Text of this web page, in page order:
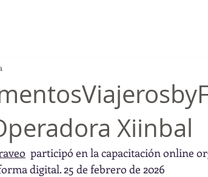
Xiinbal
participó en la capacitación online
digital. 25 de febrero de 2026